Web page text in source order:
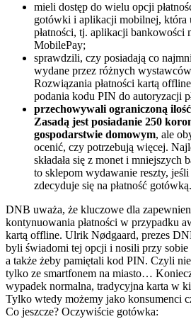
mieli dostęp do wielu opcji
gotówki i aplikacji mobilnej, która
płatności, tj. aplikacji
MobilePay;
sprawdzili, czy posiadają co
wydane przez różnych
Rozwiązania płatności kartą
podania kodu PIN do autoryzacji
przechowywali ograniczoną
Zasadą jest posiadanie 250
gospodarstwie domowym, ale
ocenić, czy potrzebują więcej.
składała się z monet i mniejszych
to sklepom wydawanie reszty,
zdecyduje się na płatność gotówką.
DNB uważa, że kluczowe dla
kontynuowania płatności w przypadku
kartą offline. Ulrik Nødgaard, prezes
byli świadomi tej opcji i nosili przy sobie
a także żeby pamiętali kod PIN. Czyli
tylko ze smartfonem na miasto…
wypadek normalna, tradycyjna karta w
Tylko wtedy możemy jako konsumenci
Co jeszcze? Oczywiście gotówka: